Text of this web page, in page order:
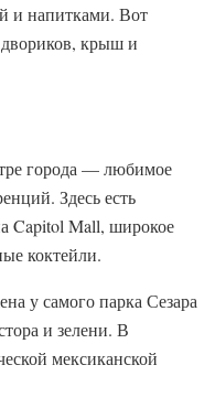
и напитками. Вот
крыш и
города — любимое
Здесь есть
Capitol Mall, широкое
коктейли.
у самого парка Сезара
и зелени. В
мексиканской